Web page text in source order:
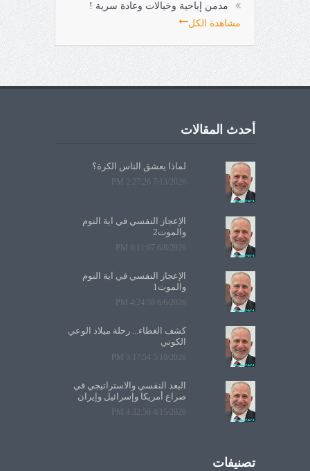
مدمن إباحية وخيالات وعادة سرية !
مشاهدة الكل
أحدث المقالات
لماذا يعشق الناس الكرة؟
7/13/2026 2:27:26 PM
الإعجاز النفسي في آية النوم
والموت2
6/8/2026 6:11:07 PM
الإعجاز النفسي في آية النوم
والموت1
6/6/2026 4:24:58 PM
كشف الغطاء... رحلة ميلاد الوعي
الكوني
5/10/2026 3:17:54 PM
البعد النفسي والاستراتيجي في
صراع أمريكا وإسرائيل وإيران
4/15/2026 4:32:56 PM
تصنيفات